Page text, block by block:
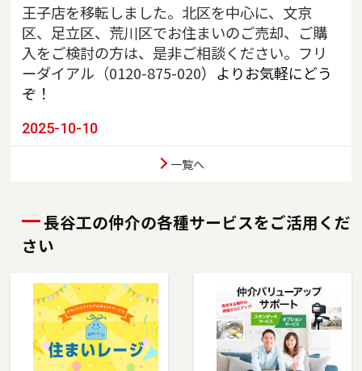
王子店を移転しました。北区を中心に、文京
区、足立区、荒川区でお住まいのご売却、ご購
入をご検討の方は、是非ご相談ください。フリ
ーダイアル（0120-875-020）よりお気軽にどう
ぞ！
2025-10-10
川口店を移転しました。埼玉県川口市、戸田
市、蕨市、さいたま市南区でお住まいのご売
い。フリーダイアル（0120-85-8951）よりお気
軽にどうぞ！
東陽町店を移転しました。江東区、墨田区（一
部）でお住まいのご売却、ご購入をご検討の方
は、是非ご相談ください。フリーダイアル
（0120-14-8750）よりお気軽にどうぞ！
一覧へ
長谷工の仲介の各種サービスをご活用くだ
さい